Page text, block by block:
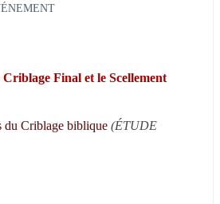
Final et le Scellement
du Criblage biblique (ÉTUDE